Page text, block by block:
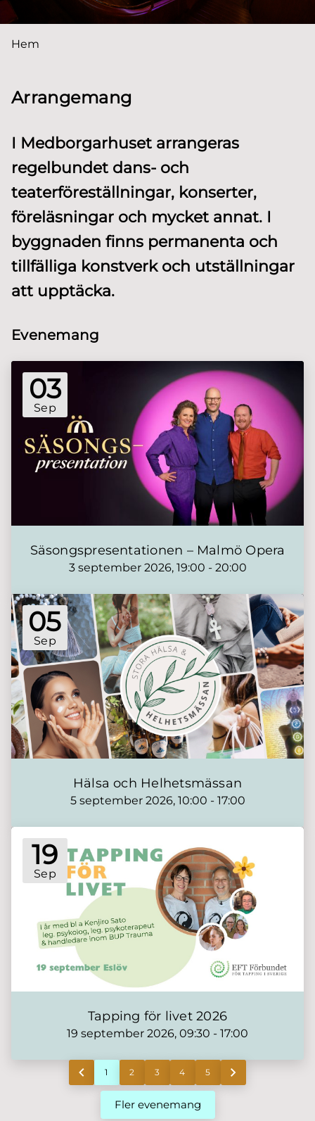
Du är här:
Hem
Arrangemang
I Medborgarhuset arrangeras
regelbundet dans- och
teaterföreställningar, konserter,
föreläsningar och mycket annat. I
byggnaden finns permanenta och
tillfälliga konstverk och utställningar
att upptäcka.
Evenemang
03
Sep
Säsongspresentationen – Malmö Opera
3 september 2026, 19:00 - 20:00
05
Sep
Hälsa och Helhetsmässan
5 september 2026, 10:00 - 17:00
19
Sep
Tapping för livet 2026
19 september 2026, 09:30 - 17:00
Previous page
chevron_left
Go to page
1 Go to page
2 Go to page
3 Go to page
4 Go to page
5 Next page
Fler evenemang